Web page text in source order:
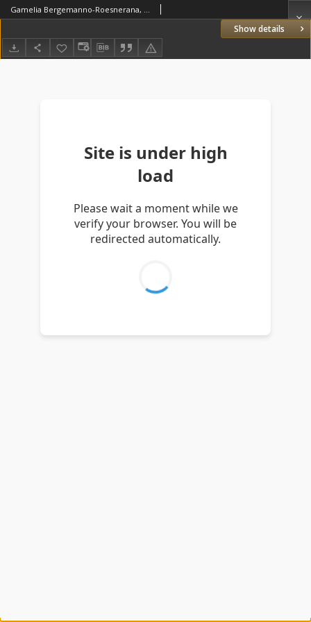
Show details
Gamelia Bergemanno-Roesnerana, Mense Gameliano Solennissime Celebrata Die Bergemannische und Rösnerische Hochzeitliche Festivität, So den 18. Tag Januarii Anno 1689 in FrauStadt [...] celebriret [...] besungen von einer glückwünschenden Sapho [...]